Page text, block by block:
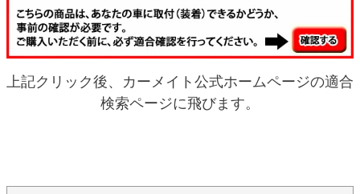
上記クリック後、カーメイト公式ホームページの適合
検索ページに飛びます。